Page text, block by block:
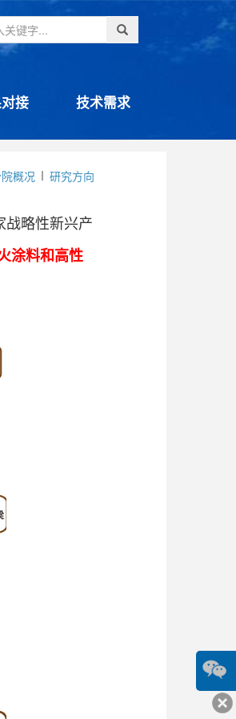
接 技术需求
概况 研究方向
战略性新兴产
涂料和高性